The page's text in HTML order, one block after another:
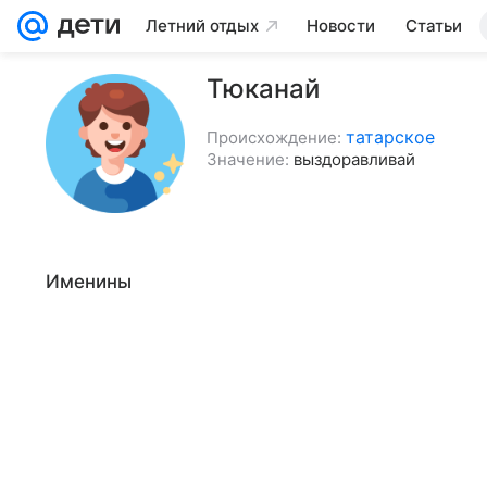
Летний отдых Новости Статьи
Тюканай
Происхождение: татарское
Значение: выздоравливай
Именины